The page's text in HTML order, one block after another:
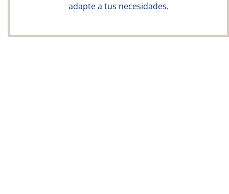
adapte a tus necesidades.